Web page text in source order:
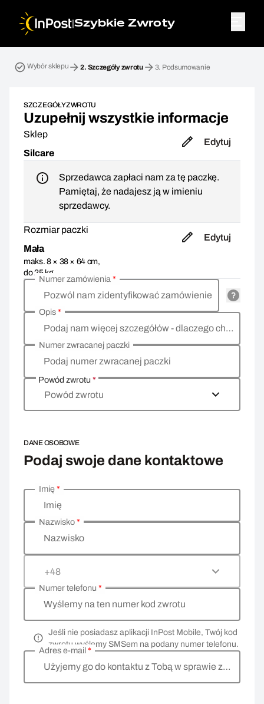
|Szybkie Zwroty
Wybór sklepu 2. Szczegóły zwrotu 3. Podsumowanie
SZCZEGÓŁY ZWROTU
Uzupełnij wszystkie informacje
Sklep
Silcare
Edytuj
Sprzedawca zapłaci nam za tę paczkę.
Pamiętaj, że nadajesz ją w imieniu
sprzedawcy.
Rozmiar paczki
Mała
maks. 8 × 38 × 64 cm,
do 25 kg
Edytuj
Pozwól nam zidentyfikować zamówienie
Numer zamówienia*
Podaj nam więcej szczegółów - dlaczego chcesz zwrócić towar, co jest powodem?
Opis*
Podaj numer zwracanej paczki
Numer zwracanej paczki
Powód zwrotu*
Powód zwrotu
DANE OSOBOWE
Podaj swoje dane kontaktowe
Wprowadź swoje dane osobowe
Imię
Imię*
Nazwisko
Nazwisko*
+48
Wyślemy na ten numer kod zwrotu
Numer telefonu *
Jeśli nie posiadasz aplikacji InPost Mobile, Twój kod
zwrotu wyślemy SMSem na podany numer telefonu.
Użyjemy go do kontaktu z Tobą w sprawie zwrotu
Adres e-mail *